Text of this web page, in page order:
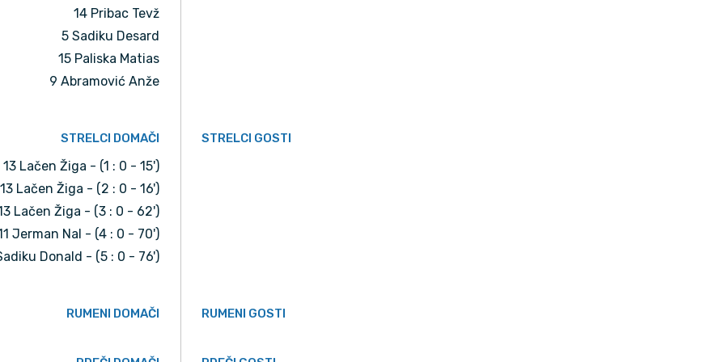
14 Pribac Tevž
5 Sadiku Desard
15 Paliska Matias
9 Abramović Anže
STRELCI DOMAČI
13 Lačen Žiga - (1 : 0 - 15')
13 Lačen Žiga - (2 : 0 - 16')
Lačen Žiga - (3 : 0 - 62')
Jerman Nal - (4 : 0 - 70')
Donald - (5 : 0 - 76')
STRELCI GOSTI
RUMENI DOMAČI RUMENI GOSTI